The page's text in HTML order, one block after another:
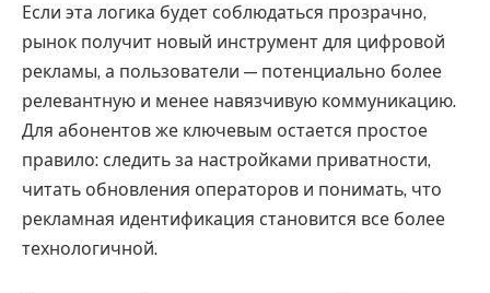
Если эта логика будет соблюдаться прозрачно,
рынок получит новый инструмент для цифровой
рекламы, а пользователи — потенциально более
релевантную и менее навязчивую коммуникацию.
Для абонентов же ключевым остается простое
правило: следить за настройками приватности,
читать обновления операторов и понимать, что
рекламная идентификация становится все более
технологичной.